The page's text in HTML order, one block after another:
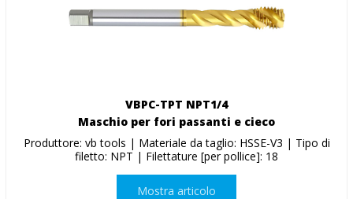
VBPC-TPT NPT1/4
Maschio per fori passanti e cieco
Produttore: vb tools | Materiale da taglio: HSSE-V3 | Tipo di
filetto: NPT | Filettature [per pollice]: 18
Mostra articolo